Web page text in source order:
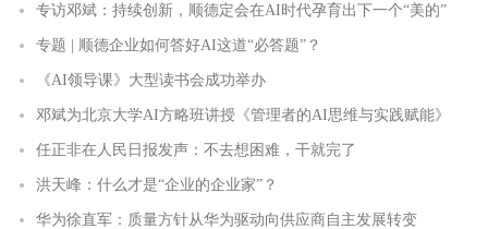
专访邓斌：持续创新，顺德定会在AI时代孕育出下一个“美的”
专题 | 顺德企业如何答好AI这道“必答题”？
《AI领导课》大型读书会成功举办
邓斌为北京大学AI方略班讲授《管理者的AI思维与实践赋能》
任正非在人民日报发声：不去想困难，干就完了
洪天峰：什么才是“企业的企业家”？
华为徐直军：质量方针从华为驱动向供应商自主发展转变